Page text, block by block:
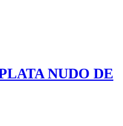
NUDO DE